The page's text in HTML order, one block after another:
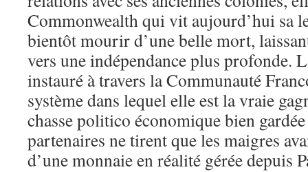
Commonwealth qui vit aujourd’hui sa
bientôt mourir d’une belle mort,
vers une indépendance plus profonde.
instauré à travers la Communauté
système dans lequel elle est la vraie
chasse politico économique bien
partenaires ne tirent que les maigres
d’une monnaie en réalité gérée depuis